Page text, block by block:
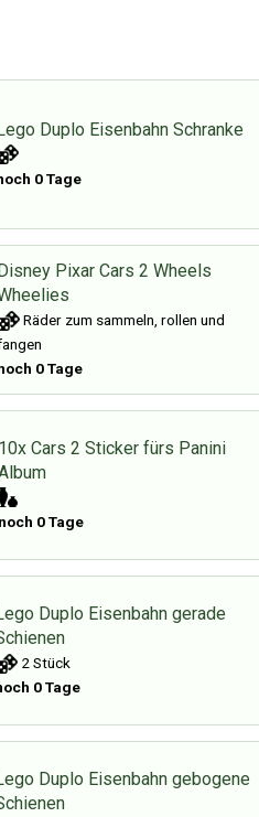
Duplo Eisenbahn Schranke
0 Tage
Pixar Cars 2 Wheels
Räder zum sammeln, rollen und
0 Tage
10x Cars 2 Sticker fürs Panini
noch 0 Tage
Duplo Eisenbahn gerade
2 Stück
0 Tage
Duplo Eisenbahn gebogene